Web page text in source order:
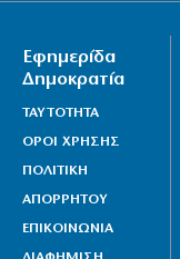
Εφημερίδα
Δημοκρατία
ΤΑΥΤΟΤΗΤΑ
ΟΡΟΙ ΧΡΗΣΗΣ
ΠΟΛΙΤΙΚΗ
ΑΠΟΡΡΗΤΟΥ
ΕΠΙΚΟΙΝΩΝΙΑ